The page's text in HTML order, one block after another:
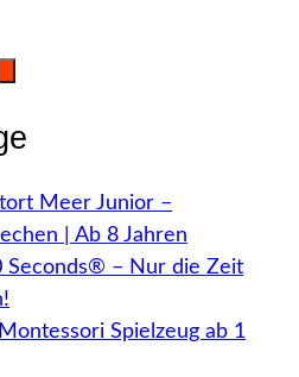
Meer Junior –
| Ab 8 Jahren
Seconds® – Nur die Zeit
Spielzeug ab 1